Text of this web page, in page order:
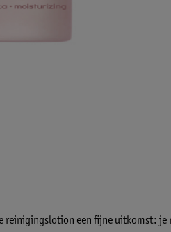
reinigingslotion een fijne uitkomst: